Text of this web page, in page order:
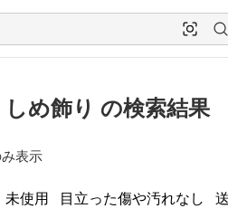
しめ飾り の検索結果
表示
未使用 目立った傷や汚れなし